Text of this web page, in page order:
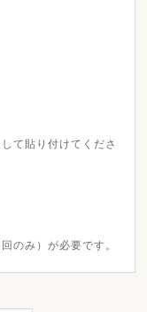
て貼り付けてくださ
のみ）が必要です。